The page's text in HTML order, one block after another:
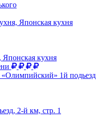
Японская кухня
Японская кухня
1й подьезд
2-й км, стр. 1